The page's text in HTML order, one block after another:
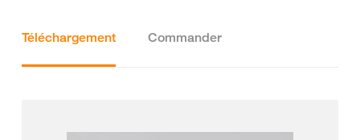
Téléchargement Commander